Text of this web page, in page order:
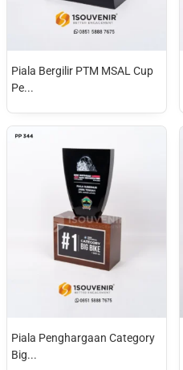
Piala Bergilir PTM MSAL Cup
Pe...
Piala Penghargaan Category
Big...